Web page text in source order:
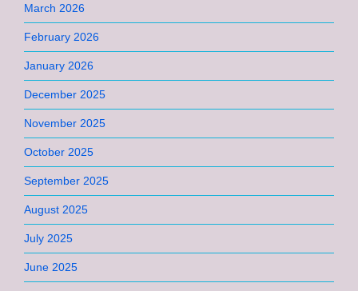
March 2026
February 2026
January 2026
December 2025
November 2025
October 2025
September 2025
August 2025
July 2025
June 2025